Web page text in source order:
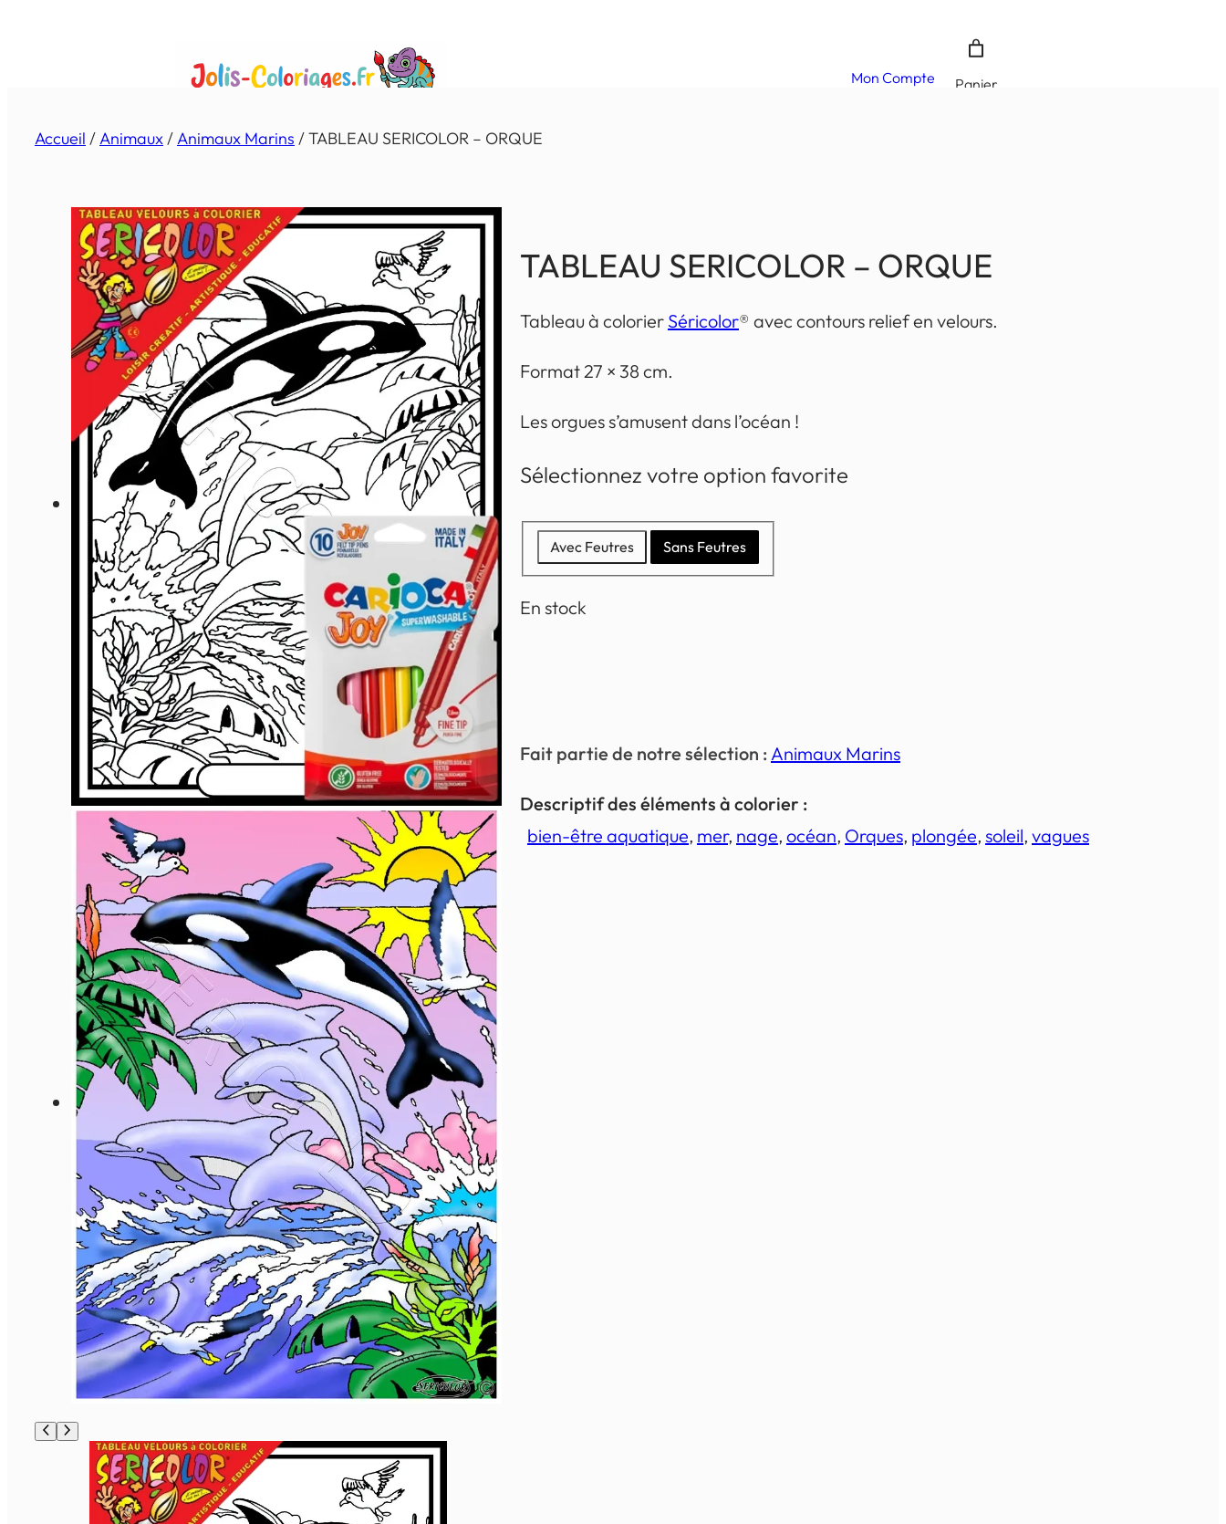
Mon Compte Panier
Accueil /Animaux/Animaux Marins / TABLEAU SERICOLOR – ORQUE
TABLEAU SERICOLOR – ORQUE
Tableau à colorier Séricolor® avec contours relief en velours.
Format 27 × 38 cm.
Les orgues s’amusent dans l’océan !
Sélectionnez votre option favorite
Avec Feutres Sans Feutres
En stock
Fait partie de notre sélection : Animaux Marins
Descriptif des éléments à colorier :
bien-être aquatique, mer, nage, océan, Orques, plongée, soleil, vagues